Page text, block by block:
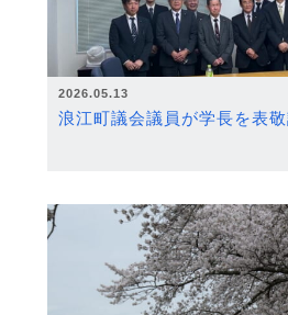
2026.05.13
浪江町議会議員が学長を表